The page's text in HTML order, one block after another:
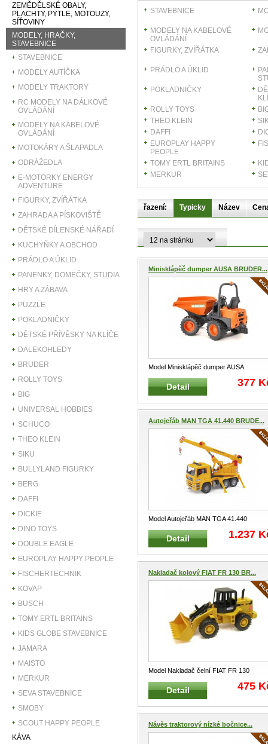
ZEMĚDĚLSKÉ OBALY,
PLACHTY, PYTLE, MOTOUZY,
SÍŤOVINY
MODELY, HRAČKY,
STAVEBNICE
STAVEBNICE
MODELY AUTÍČKA
MODELY TRAKTORY
RC MODELY NA DÁLKOVÉ
OVLÁDÁNÍ
MODELY NA KABELOVÉ
OVLÁDÁNÍ
MOTOKÁRY A ŠLAPADLA
ODRÁŽEDLA
E-MOTORKY ENERGY
ADVENTURE
FIGURKY, ZVÍŘÁTKA
ZAHRADA A PÍSKOVIŠTĚ
DĚTSKÉ DÍLENSKÉ NÁŘADÍ
KUCHYŇKY A OBCHOD
PRÁDLO A ÚKLID
PANENKY, DOMEČKY, STUDIA
HRY A ZÁBAVA
PUZZLE
POKLADNIČKY
DĚTSKÉ PŘÍVĚSKY NA KLÍČE
DALEKOHLEDY
BRUDER
ROLLY TOYS
BIG
UNIVERSAL HOBBIES
SCHUCO
THEO KLEIN
SIKU
BULLYLAND FIGURKY
BERG
DAFFI
DICKIE
DINO TOYS
DOUBLE EAGLE
EUROPLAY HAPPY PEOPLE
FISCHERTECHNIK
KOVAP
BUSCH
TOMY ERTL BRITAINS
KIDS GLOBE STAVEBNICE
JAMARA
MAISTO
MERKUR
SEVA STAVEBNICE
SMOBY
SCOUT HAPPY PEOPLE
KÁVA
STAVEBNICE
MODELY NA KABELOVÉ
OVLÁDÁNÍ
FIGURKY, ZVÍŘÁTKA
PRÁDLO A ÚKLID
POKLADNIČKY
ROLLY TOYS
THEO KLEIN
DAFFI
EUROPLAY HAPPY
PEOPLE
TOMY ERTL BRITAINS
MERKUR
řazení: Typicky Název
Minisklápěč dumper AUSA BRUDER...
Model Minisklápěč dumper AUSA
BRUDER 02449 Model kolového minidum
...
Detail 377
Autojeřáb MAN TGA 41.440 BRUDE...
Model Autojeřáb MAN TGA 41.440
BRUDER 02754 Autojeřáb typ MAN TGA
...
Detail 1.237
Nakladač kolový FIAT FR 130 BR...
Model Nakladač čelní FIAT FR 130
BRUDER 02425 Kolový nakladač typ
Detail 475
Návěs traktorový nízké bočnice...